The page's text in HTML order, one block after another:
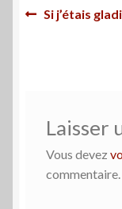
Article
Si j’étais
Laisser
Vous devez
commentaire.